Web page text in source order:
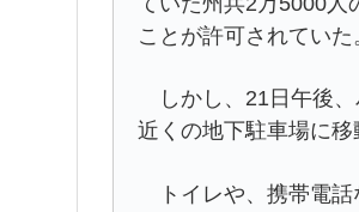
ことが許可されていた
しかし、21日午後、
近くの地下駐車場に
トイレや、携帯電話